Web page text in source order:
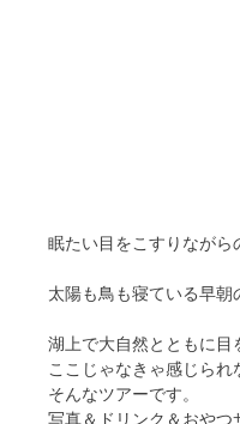
眠たい目をこすりながら
太陽も鳥も寝ている早朝
湖上で大自然とともに目
ここじゃなきゃ感じられ
そんなツアーです。
写真＆ドリンク＆おやつ